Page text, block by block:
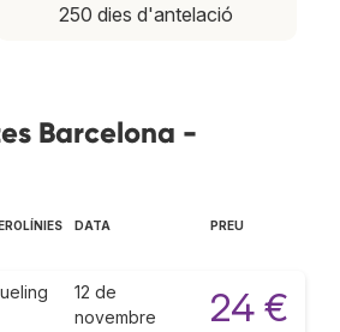
250 dies d'antelació
Barcelona -
DATA PREU
12 de
novembre
24 €